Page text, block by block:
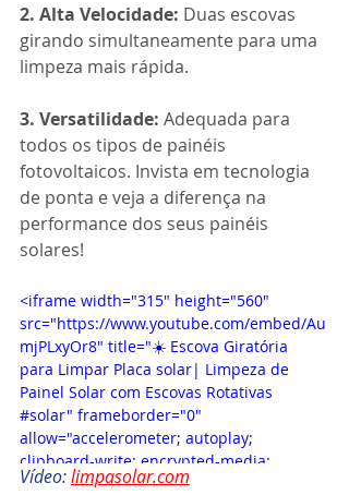
2. Alta Velocidade: Duas escovas
girando simultaneamente para uma
limpeza mais rápida.
3. Versatilidade: Adequada para
todos os tipos de painéis
fotovoltaicos. Invista em tecnologia
de ponta e veja a diferença na
performance dos seus painéis
solares!
<iframe width="315" height="560"
src="https://www.youtube.com/embed/Au
mjPLxyOr8" title="☀️ Escova Giratória
para Limpar Placa solar| Limpeza de
Painel Solar com Escovas Rotativas
#solar" frameborder="0"
allow="accelerometer; autoplay;
clipboard-write; encrypted-media;
gyroscope; picture-in-picture; web-share"
Vídeo: limpasolar.com